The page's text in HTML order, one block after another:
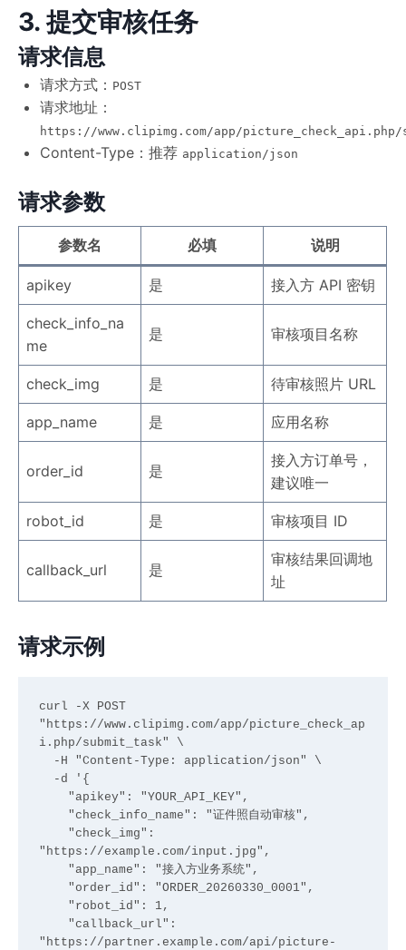
3. 提交审核任务
请求信息
请求方式： POST
请求地址：
https://www.clipimg.com/app/picture_check_api.php/
Content-Type：推荐 application/json
请求参数
参数名 必填 说明
apikey 是 接入方 API 密钥
check_info_na
me
是 审核项目名称
check_img 是 待审核照片 URL
app_name 是 应用名称
order_id 是
接入方订单号，
建议唯一
robot_id 是 审核项目 ID
callback_url 是
审核结果回调地
址
请求示例
curl -X POST
"https://www.clipimg.com/app/picture_check_ap
i.php/submit_task" \
"https://example.com/input.jpg",
"https://partner.example.com/api/picture-